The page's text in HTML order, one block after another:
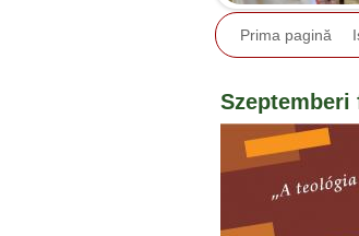
Prima pagină